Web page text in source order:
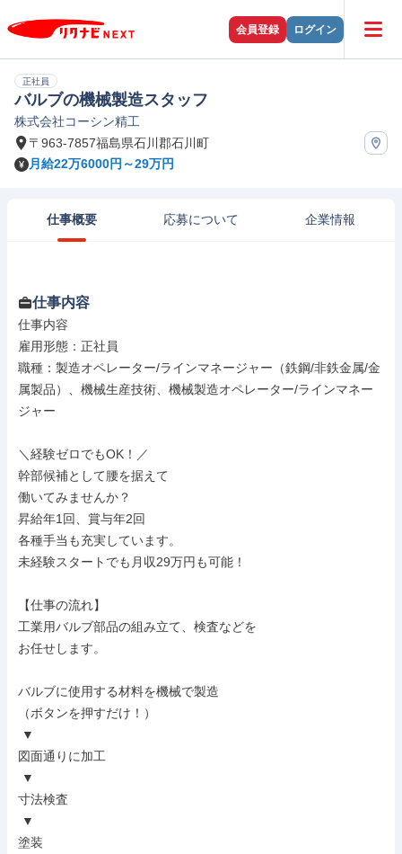
会員登録 ログイン
正社員
バルブの機械製造スタッフ
株式会社コーシン精工
〒963-7857福島県石川郡石川町
月給22万6000円～29万円
仕事概要 応募について 企業情報
仕事内容
仕事内容
雇用形態：正社員
職種：製造オペレーター/ラインマネージャー（鉄鋼/非鉄金属/金
属製品）、機械生産技術、機械製造オペレーター/ラインマネー
ジャー
＼経験ゼロでもOK！／
幹部候補として腰を据えて
働いてみませんか？
昇給年1回、賞与年2回
各種手当も充実しています。
未経験スタートでも月収29万円も可能！
【仕事の流れ】
工業用バルブ部品の組み立て、検査などを
お任せします。
バルブに使用する材料を機械で製造
（ボタンを押すだけ！）
図面通りに加工
寸法検査
塗装